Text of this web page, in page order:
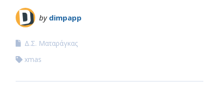
by dimpapp
Δ.Σ. Ματαράγκας
xmas